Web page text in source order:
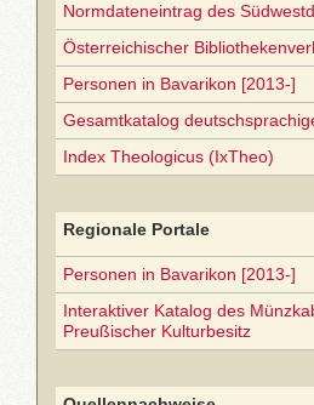
Normdateneintrag des
Österreichischer
Personen in Bavarikon [2013-]
Gesamtkatalog
Index Theologicus (IxTheo)
Regionale Portale
Personen in Bavarikon [2013-]
Interaktiver Katalog des
Preußischer Kulturbesitz